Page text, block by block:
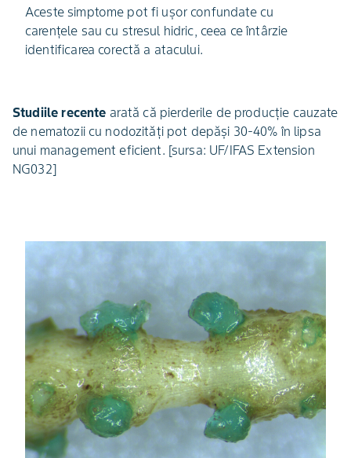
Aceste simptome pot fi ușor confundate cu
carențele sau cu stresul hidric, ceea ce întârzie
identificarea corectă a atacului.
Studiile recente arată că pierderile de producție cauzate
de nematozii cu nodozități pot depăși 30-40% în lipsa
unui management eficient. [sursa: UF/IFAS Extension
NG032]